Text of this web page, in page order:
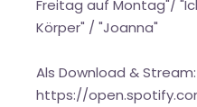
Freitag auf Montag"/
Körper" / "Joanna"
Als Download & Stream:
https://